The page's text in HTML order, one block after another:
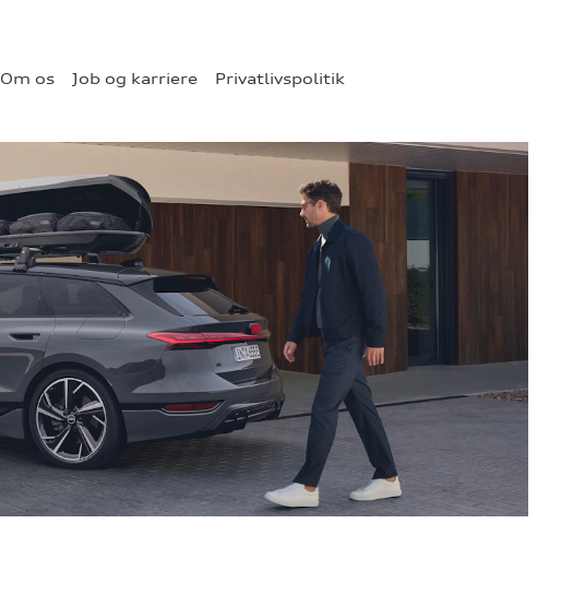
Om os Job og karriere Privatlivspolitik